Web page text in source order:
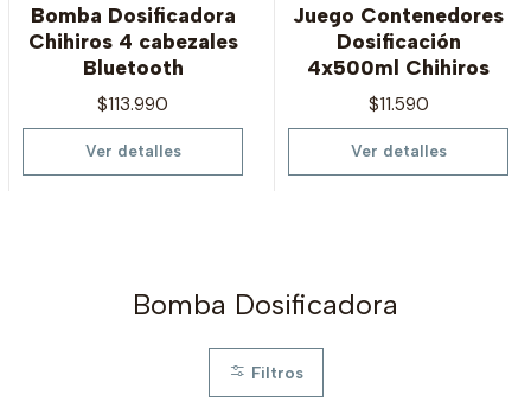
Bomba Dosificadora
Chihiros 4 cabezales
Bluetooth
$113.990
Ver detalles
Juego Contenedores
Dosificación
4x500ml Chihiros
$11.590
Ver detalles
Bomba Dosificadora
Filtros